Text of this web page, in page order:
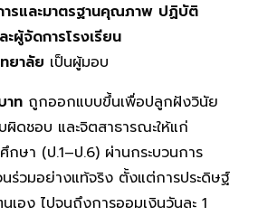
ารและมาตรฐานคุณภาพ ปฏิบัติ
ผู้จัดการโรงเรียน
ยาลัย เป็นผู้มอบ
าท ถูกออกแบบขึ้นเพื่อปลูกฝังวินัย
ผิดชอบ และจิตสาธารณะให้แก่
กษา (ป.1–ป.6) ผ่านกระบวนการ
นร่วมอย่างแท้จริง ตั้งแต่การประดิษฐ์
อง ไปจนถึงการออมเงินวันละ 1